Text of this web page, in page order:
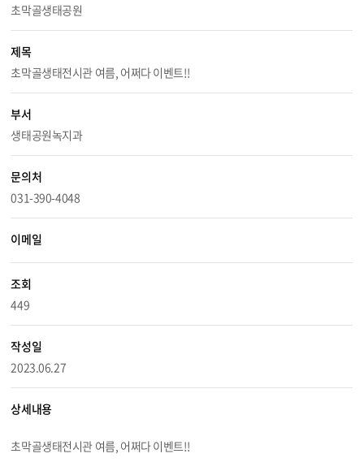
초막골생태공원
제목
초막골생태전시관 여름, 어쩌다 이벤트!!
부서
생태공원녹지과
문의처
031-390-4048
이메일
조회
449
작성일
2023.06.27
상세내용
초막골생태전시관 여름, 어쩌다 이벤트!!